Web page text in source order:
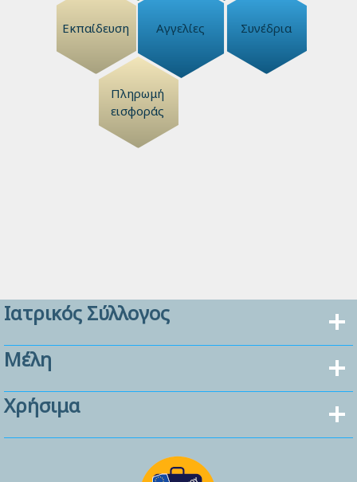
Εκπαίδευση Αγγελίες Συνέδρια
Πληρωμή
εισφοράς
Ιατρικός Σύλλογος
Μέλη
Χρήσιμα